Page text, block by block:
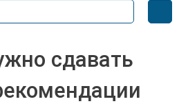
сдавать